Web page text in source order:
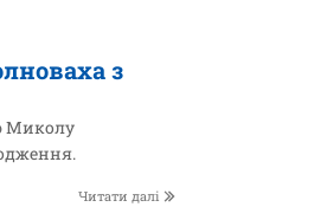
з
Миколу
Читати далі